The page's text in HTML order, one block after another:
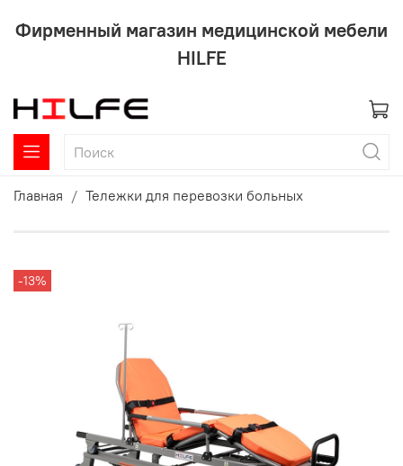
Фирменный магазин медицинской мебели
HILFE
Главная Тележки для перевозки больных
-13%